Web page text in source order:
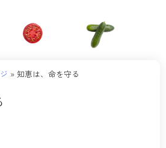
» 知恵は、命を守る